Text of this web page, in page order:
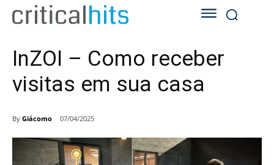
InZOI – Como receber
visitas em sua casa
By Giácomo 07/04/2025